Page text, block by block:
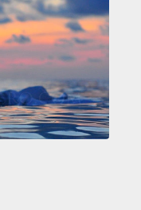
Just a dream.
。